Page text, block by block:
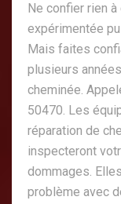
Ne confier rien
expérimentée
Mais faites
plusieurs
cheminée.
50470. Les
réparation de
inspecteront
dommages.
problème avec